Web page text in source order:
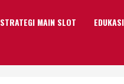
STRATEGI MAIN SLOT